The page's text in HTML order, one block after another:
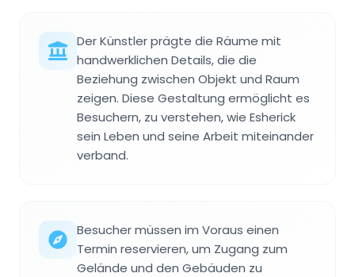
Der Künstler prägte die Räume mit
handwerklichen Details, die die
Beziehung zwischen Objekt und Raum
zeigen. Diese Gestaltung ermöglicht es
Besuchern, zu verstehen, wie Esherick
sein Leben und seine Arbeit miteinander
verband.
Besucher müssen im Voraus einen
Termin reservieren, um Zugang zum
Gelände und den Gebäuden zu